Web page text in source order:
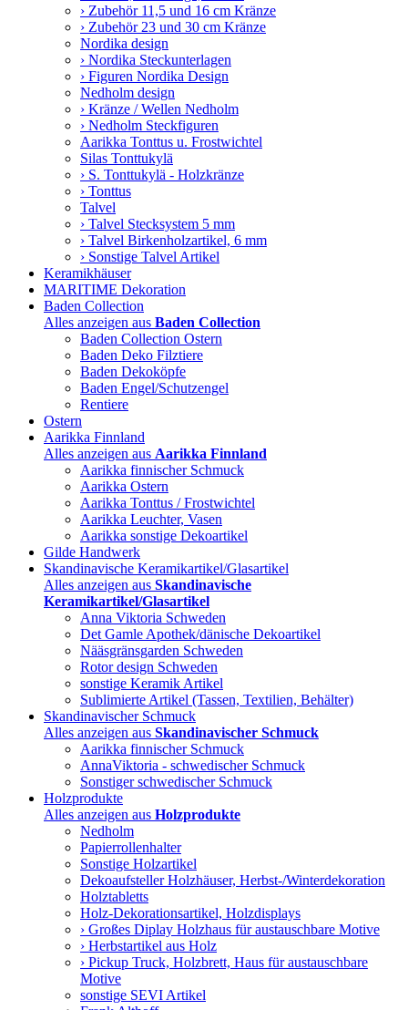
› Zubehör 11,5 und 16 cm Kränze
› Zubehör 23 und 30 cm Kränze
Nordika design
› Nordika Steckunterlagen
› Figuren Nordika Design
Nedholm design
› Kränze / Wellen Nedholm
› Nedholm Steckfiguren
Aarikka Tonttus u. Frostwichtel
Silas Tonttukylä
› S. Tonttukylä - Holzkränze
› Tonttus
Talvel
› Talvel Stecksystem 5 mm
› Talvel Birkenholzartikel, 6 mm
› Sonstige Talvel Artikel
Keramikhäuser
MARITIME Dekoration
Baden Collection
Alles anzeigen aus Baden Collection
Baden Collection Ostern
Baden Deko Filztiere
Baden Dekoköpfe
Baden Engel/Schutzengel
Rentiere
Ostern
Aarikka Finnland
Alles anzeigen aus Aarikka Finnland
Aarikka finnischer Schmuck
Aarikka Ostern
Aarikka Tonttus / Frostwichtel
Aarikka Leuchter, Vasen
Aarikka sonstige Dekoartikel
Gilde Handwerk
Skandinavische Keramikartikel/Glasartikel
Alles anzeigen aus Skandinavische
Keramikartikel/Glasartikel
Anna Viktoria Schweden
Det Gamle Apothek/dänische Dekoartikel
Nääsgränsgarden Schweden
Rotor design Schweden
sonstige Keramik Artikel
Sublimierte Artikel (Tassen, Textilien, Behälter)
Skandinavischer Schmuck
Alles anzeigen aus Skandinavischer Schmuck
Aarikka finnischer Schmuck
AnnaViktoria - schwedischer Schmuck
Sonstiger schwedischer Schmuck
Holzprodukte
Alles anzeigen aus Holzprodukte
Nedholm
Papierrollenhalter
Sonstige Holzartikel
Dekoaufsteller Holzhäuser, Herbst-/Winterdekoration
Holztabletts
Holz-Dekorationsartikel, Holzdisplays
› Großes Diplay Holzhaus für austauschbare Motive
› Herbstartikel aus Holz
› Pickup Truck, Holzbrett, Haus für austauschbare
Motive
sonstige SEVI Artikel